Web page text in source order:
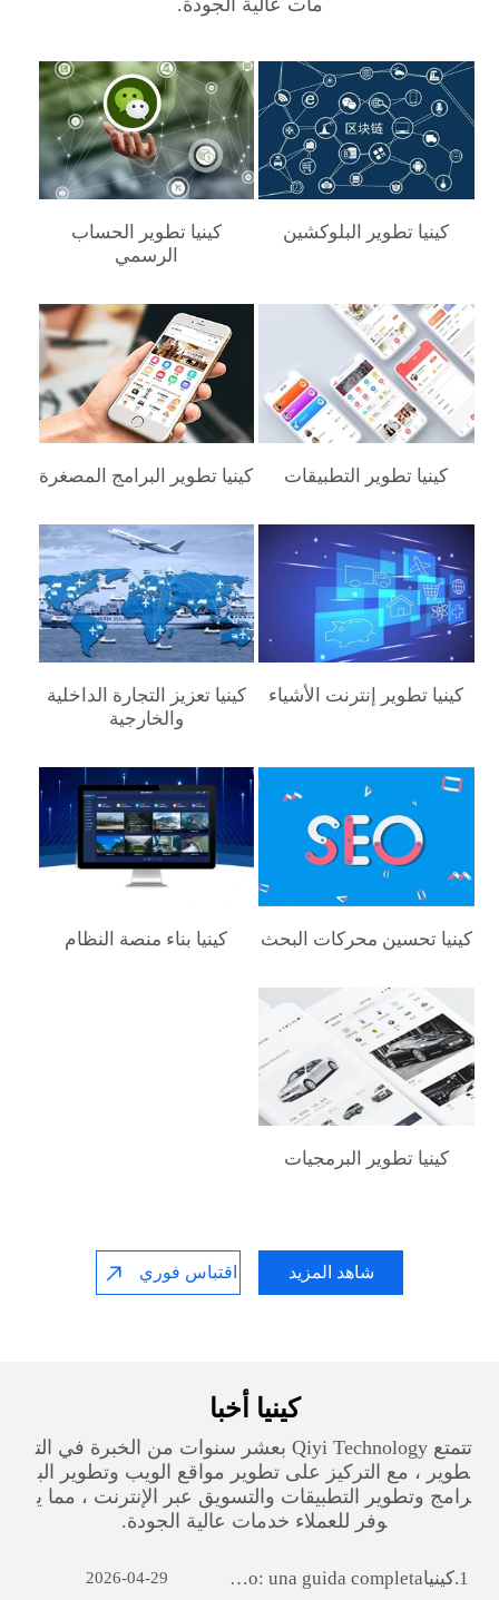
مات عالية الجودة.
كينيا‎ تطوير البلوكشين
كينيا‎ تطوير الحساب
الرسمي
كينيا‎ تطوير التطبيقات كينيا‎ تطوير البرامج المصغرة
كينيا‎ تطوير إنترنت الأشياء
كينيا‎ تعزيز التجارة الداخلية
والخارجية
كينيا‎ تحسين محركات البحث كينيا‎ بناء منصة النظام
كينيا‎ تطوير البرمجيات
شاهد المزيد اقتباس فوري
كينيا‎ أخبا
تتمتع Qiyi Technology بعشر سنوات من الخبرة في الت
طوير ، مع التركيز على تطوير مواقع الويب وتطوير الب
رامج وتطوير التطبيقات والتسويق عبر الإنترنت ، مما ي
وفر للعملاء خدمات عالية الجودة.
1. كينيا‎ Sviluppo di siti web per il commercio estero: una guida completa 2026-04-29